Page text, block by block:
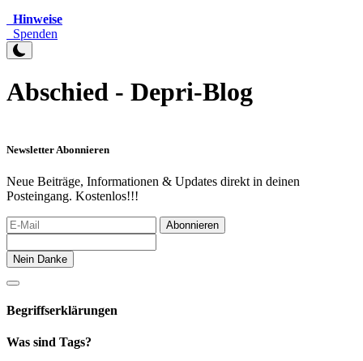
Hinweise
Spenden
Abschied - Depri-Blog
Newsletter Abonnieren
Neue Beiträge, Informationen & Updates direkt in deinen
Posteingang. Kostenlos!!!
Abonnieren
Nein Danke
Begriffserklärungen
Was sind Tags?